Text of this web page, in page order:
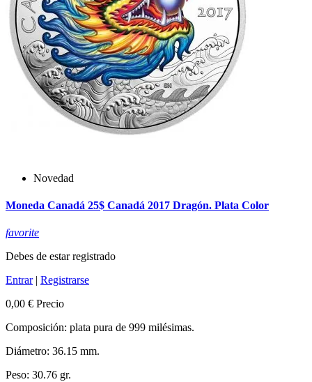
Novedad
Moneda Canadá 25$ Canadá 2017 Dragón. Plata Color
favorite
Debes de estar registrado
Entrar| Registrarse
0,00 € Precio
Composición: plata pura de 999 milésimas.
Diámetro: 36.15 mm.
Peso: 30.76 gr.